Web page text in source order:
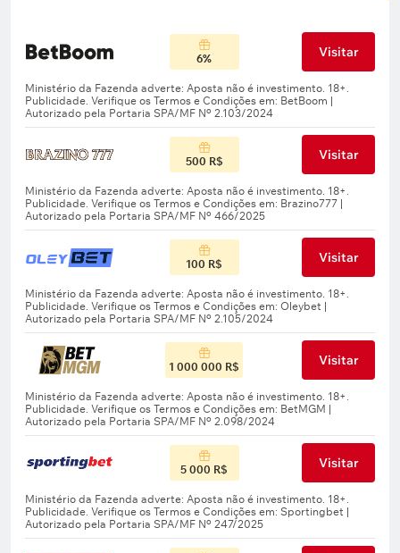
6% Visitar
500 R$ Visitar
100 R$ Visitar
1 000 000 R$ Visitar
5 000 R$ Visitar